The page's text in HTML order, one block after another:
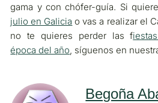
gama y con chófer-guía. Si
julio en Galicia o vas a realizar el
no te quieres perder las f
época del año , síguenos en
Begoña